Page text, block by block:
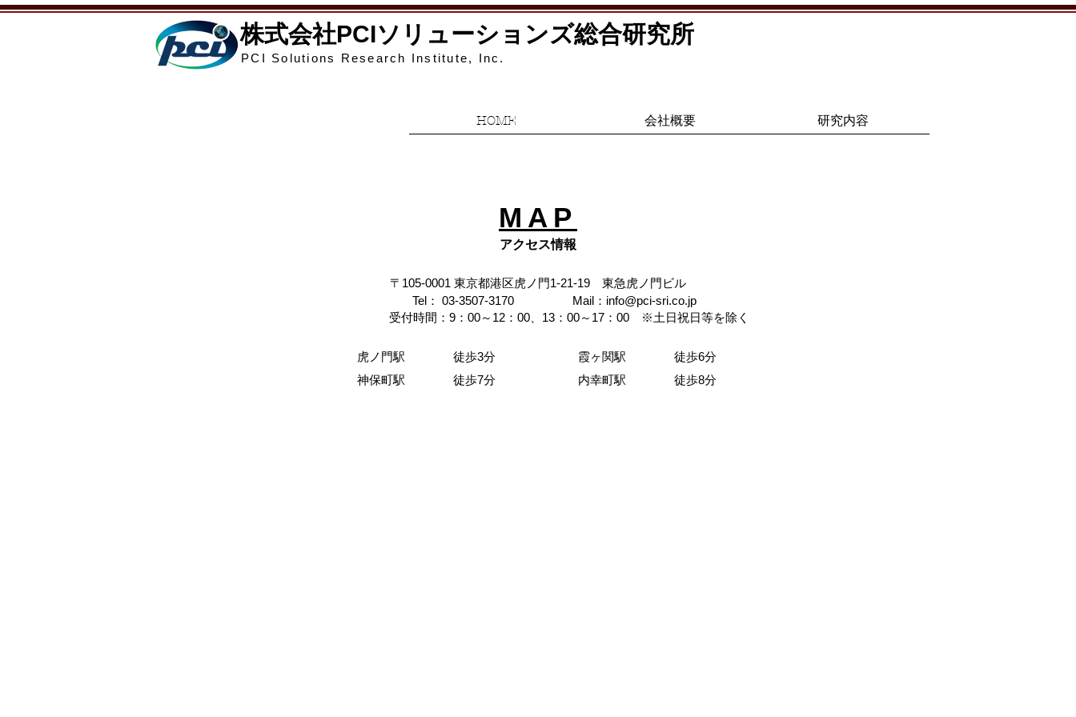
​株式会社PCIソリューションズ総合研究所
PCI Solutions Research Institute, Inc.
HOME 会社概要 研究内容
〒105-0001 東京都港区虎ノ門1-21-19 東急虎ノ門ビル
受付時間：9：00～12：00、13：00～17：00 ※土日祝日等を除く
Mail： info@pci-sri.co.jp
Tel： 03-3507-3170
虎ノ門駅 徒歩3分
神保町駅 徒歩7分
霞ヶ関駅 徒歩6分
内幸町駅 徒歩8分
​アクセス情報
MAP